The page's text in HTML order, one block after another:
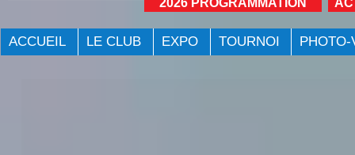
2026 PROGRAMMATION
ACCUEIL LE CLUB EXPO TOURNOI PHOTO-